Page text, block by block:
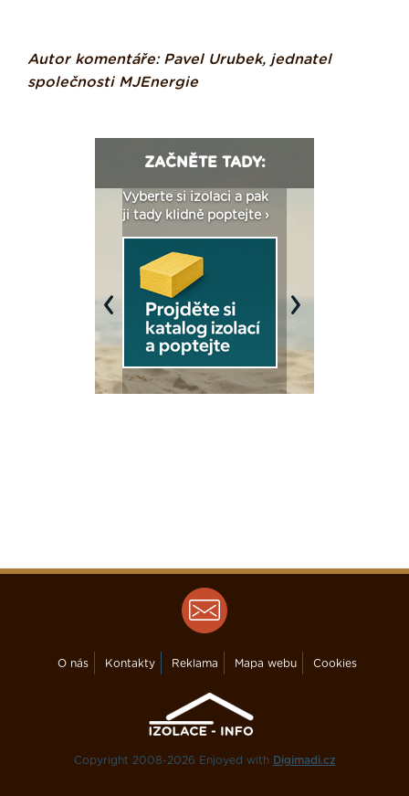
Autor komentáře: Pavel Urubek, jednatel
společnosti MJEnergie
ZAČNĚTE TADY:
Vyberte si izolaci a pak
ji tady klidně poptejte ›
Previous Next
O nás Kontakty Reklama Mapa webu Cookies
Copyright 2008-2026 Enjoyed with Digimadi.cz